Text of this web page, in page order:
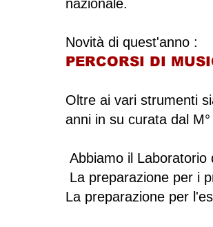
nazionale.
Novità di quest'anno :
PERCORSI DI
Oltre ai vari strumenti
anni in su curata dal
Abbiamo il Laboratorio
La preparazione per i
La preparazione per